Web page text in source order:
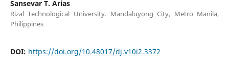
Sansevar T. Arias
Rizal Technological University. Mandaluyong City, Metro Manila,
Philippines
DOI: https://doi.org/10.48017/dj.v10i2.3372